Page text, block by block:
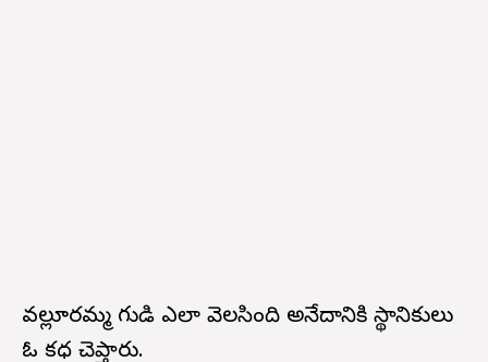
వల్లూరమ్మ గుడి ఎలా వెలసింది అనేదానికి స్థానికులు
ఓ కధ చెప్తారు.